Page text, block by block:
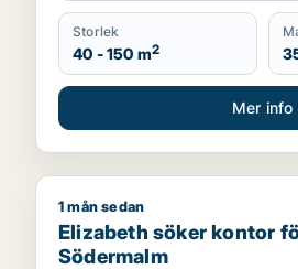
Storlek
40 - 150 m2
Mer info
Elizabeth söker kontor för
1 mån sedan
Elizabeth söker kontor
Södermalm